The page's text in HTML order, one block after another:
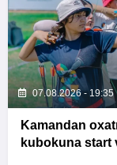
07.08.2026 - 19:35
Kamandan
kubokuna start